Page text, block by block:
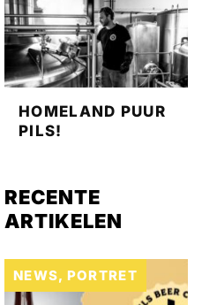
HOMELAND PUUR
PILS!
RECENTE
ARTIKELEN
NEWS, PORTRET